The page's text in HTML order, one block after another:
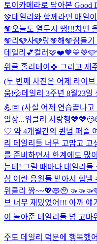
토이카메라로 담아본 Good
💚데일리와 함께라면 매일
🩵오늘도 열두시 땡!!!치면
🩵리🩵사🩵랑🩵해🩵잠들
데일리💕컬러
위클 홀리데이🍀 그리고 제
(두 번째 사진은 어제 라이
움!💦데일리 3주년 8월23
💪🏻 (사실 어제 연습끝나
일상...위클리 사랑행
♡ 약 4개월간의 퀸덤 퍼즐
리 데일리들 너무 고맙고 고
를 준비하면서 한계에도 많
는데! 그럴 때마다 데일리들
심 어린 응원들 받아서 힘낼
위클리 짱~~💖😻🥹 🫳🫳🫳
브 너무 재밌었어!!! 아까 얘
이 놀아준 데일리들 넘 고마
주도 데일리 덕분에 행복했